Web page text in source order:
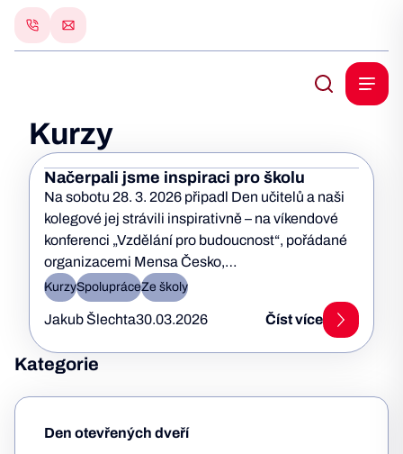
Kurzy
Načerpali jsme inspiraci pro školu
Na sobotu 28. 3. 2026 připadl Den učitelů a naši
kolegové jej strávili inspirativně – na víkendové
konferenci „Vzdělání pro budoucnost“, pořádané
organizacemi Mensa Česko,…
KurzySpolupráceZe školy
Jakub Šlechta30.03.2026 Číst více
Kategorie
Den otevřených dveří